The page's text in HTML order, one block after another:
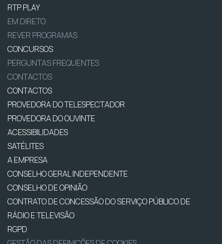
RTP PLAY
EM DIRETO
REVER PROGRAMAS
CONCURSOS
PERGUNTAS FREQUENTES
CONTACTOS
CONTACTOS
PROVEDORA DO TELESPECTADOR
PROVEDORA DO OUVINTE
ACESSIBILIDADES
SATÉLITES
A EMPRESA
CONSELHO GERAL INDEPENDENTE
CONSELHO DE OPINIÃO
CONTRATO DE CONCESSÃO DO SERVIÇO PÚBLICO DE
RÁDIO E TELEVISÃO
RGPD